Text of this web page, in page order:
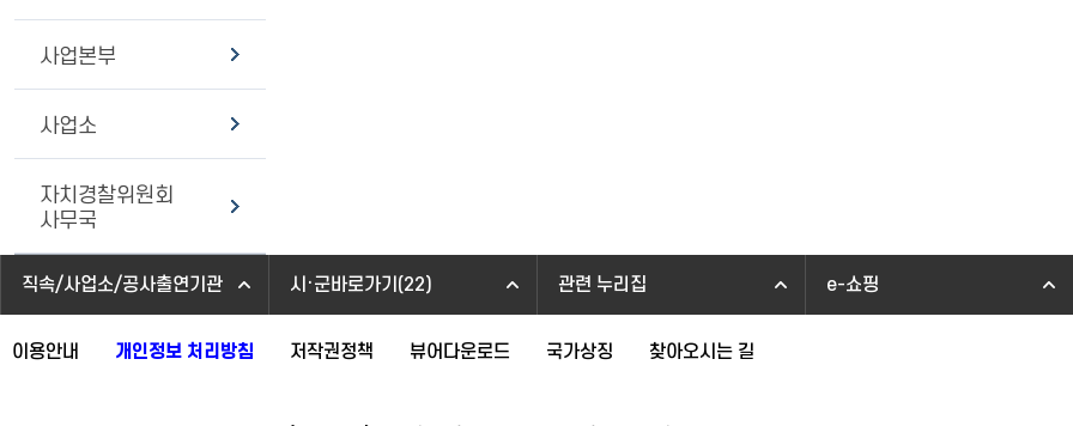
사업본부
사업소
자치경찰위원회
사무국
직속/사업소/공사출연기관 시·군바로가기(22) 관련 누리집 e-쇼핑
이용안내 개인정보 처리방침 저작권정책 뷰어다운로드 국가상징 찾아오시는 길